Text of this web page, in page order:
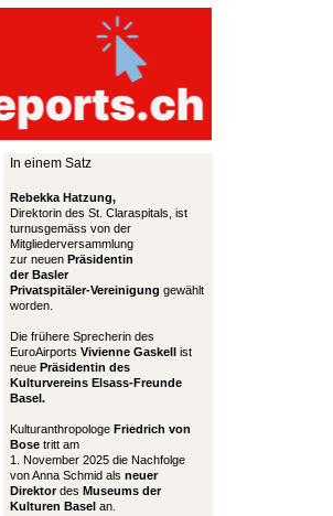
In einem Satz
Rebekka Hatzung,
Direktorin des St. Claraspitals, ist
turnusgemäss von der
Mitgliederversammlung
zur neuen Präsidentin
der Basler
Privatspitäler-Vereinigung gewählt
worden.
Die frühere Sprecherin des
EuroAirports Vivienne Gaskell ist
neue Präsidentin des
Kulturvereins Elsass-Freunde
Basel.
Kulturanthropologe Friedrich von
Bose tritt am
1. November 2025 die Nachfolge
von Anna Schmid als neuer
Direktordes Museums der
Kulturen Basel an.